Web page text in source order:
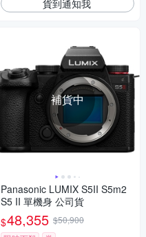
貨到通知我
補貨中
Panasonic LUMIX S5II S5m2
S5 II 單機身 公司貨
$48,355 $50,900